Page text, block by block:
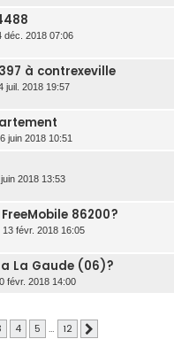
déc. 2018 07:06
à contrexeville
juil. 2018 19:57
juin 2018 10:51
2018 13:53
86200?
13 févr. 2018 16:05
La Gaude (06)?
févr. 2018 14:00
4 5 … 12